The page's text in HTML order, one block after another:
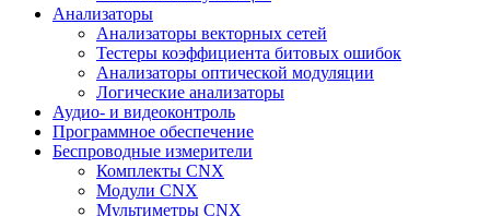
Анализаторы
Анализаторы векторных сетей
Тестеры коэффициента битовых ошибок
Анализаторы оптической модуляции
Логические анализаторы
Аудио- и видеоконтроль
Программное обеспечение
Беспроводные измерители
Комплекты CNX
Модули CNX
Мультиметры CNX